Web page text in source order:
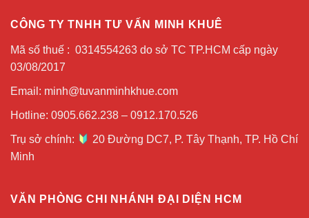
CÔNG TY TNHH TƯ VẤN MINH KHUÊ
Mã số thuế : 0314554263 do sở TC TP.HCM cấp ngày
03/08/2017
Email: minh@tuvanminhkhue.com
Hotline: 0905.662.238 – 0912.170.526
Trụ sở chính:
20 Đường DC7, P. Tây Thạnh, TP. Hồ Chí
Minh
VĂN PHÒNG CHI NHÁNH ĐẠI DIỆN HCM